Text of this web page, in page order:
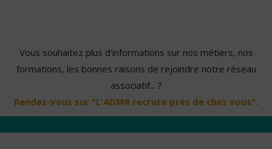
Vous souhaitez plus d'informations sur nos métiers, nos
formations, les bonnes raisons de rejoindre notre réseau
associatif... ?
Rendez-vous sur "L'ADMR recrute près de chez vous".